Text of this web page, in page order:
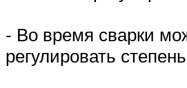
- Во время сварки
регулировать